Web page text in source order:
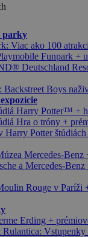
parky
Viac ako 100
Funpark +
Deutschland
Backstreet Boys
Harry Potter™ +
Hra o tróny +
Harry Potter
Mercedes-Benz
a Mercedes-
Rouge v Paríži
Erding +
Rulantica: Vstupenky